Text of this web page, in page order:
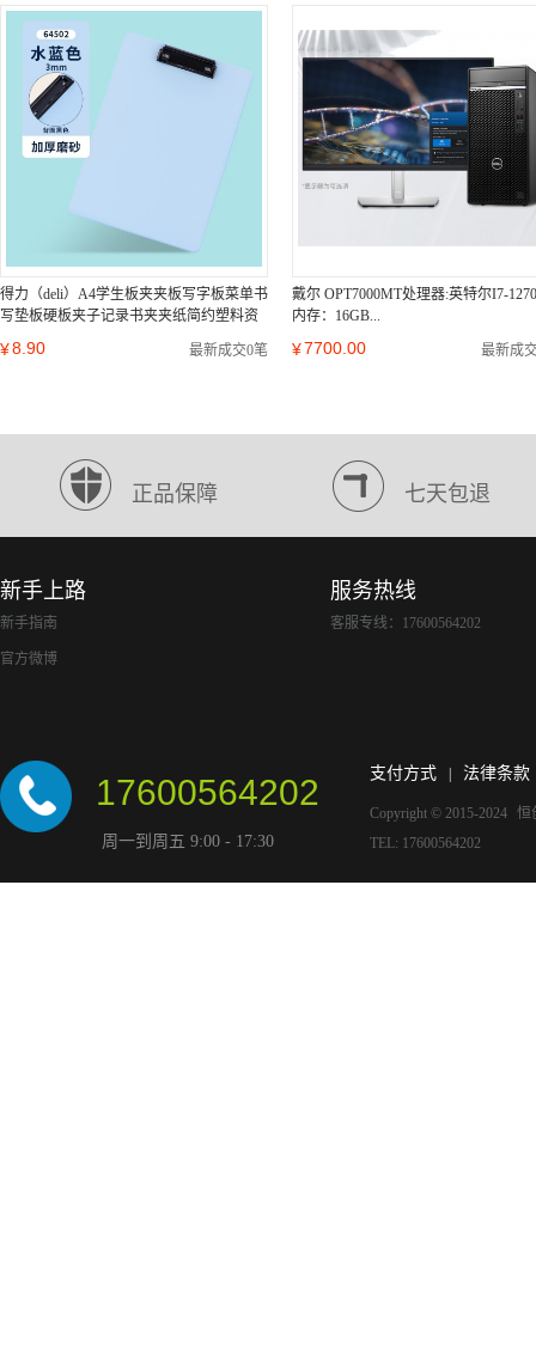
得力（deli）A4学生板夹夹板写字板菜单书
写垫板硬板夹子记录书夹夹纸简约塑料资
¥8.90 最新成交0笔
戴尔 OPT7000MT处理器:英特尔I7-
内存：16GB...
¥7700.00 最新成
正品保障 七天包退
新手上路
新手指南
官方微博
服务热线
客服专线：17600564202
17600564202
周一到周五 9:00 - 17:30
支付方式 法律条款
Copyright © 2015-2024 恒
TEL: 17600564202